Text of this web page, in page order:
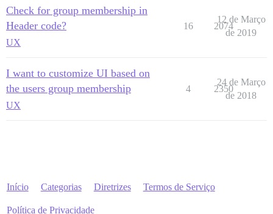
Check for group membership in
Header code?
UX
16 2074
12 de Março
de 2019
I want to customize UI based on
the users group membership
UX
4 2350
24 de Março
de 2018
Início Categorias Diretrizes Termos de Serviço
Política de Privacidade